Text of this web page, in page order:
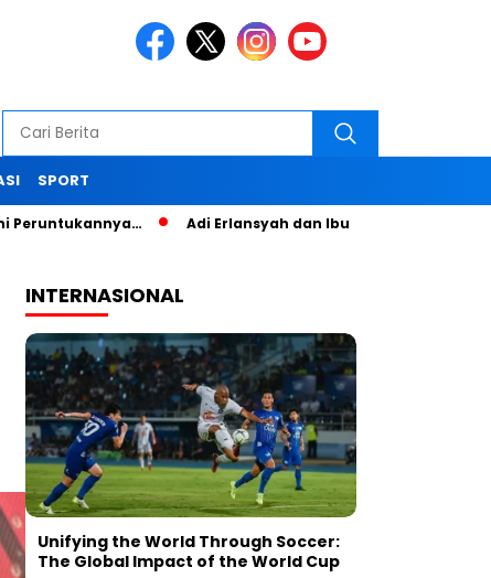
SPORT
Adi Erlansyah dan Ibu Nana Senam Sehat dan
INTERNASIONAL
Unifying the World Through Soccer:
The Global Impact of the World Cup